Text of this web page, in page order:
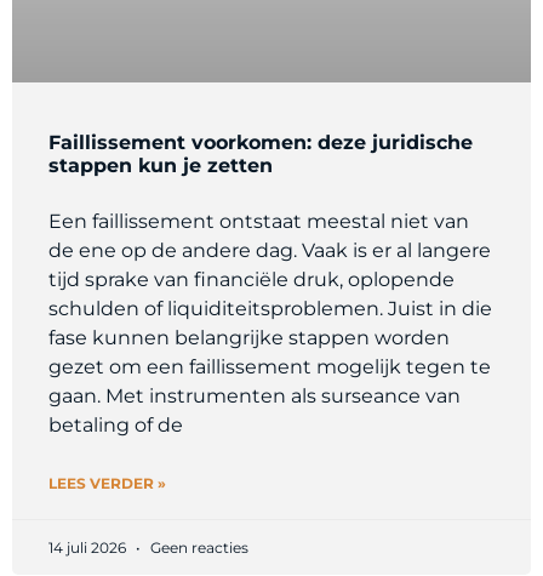
Faillissement voorkomen: deze juridische
stappen kun je zetten
Een faillissement ontstaat meestal niet van
de ene op de andere dag. Vaak is er al langere
tijd sprake van financiële druk, oplopende
schulden of liquiditeitsproblemen. Juist in die
fase kunnen belangrijke stappen worden
gezet om een faillissement mogelijk tegen te
gaan. Met instrumenten als surseance van
betaling of de
LEES VERDER »
14 juli 2026 Geen reacties